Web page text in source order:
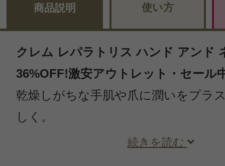
商品説明 使い方
クレム レパラトリス ハンド アンド
36%OFF!激安アウトレット・セール
乾燥しがちな手肌や爪に潤いをプラ
しく。
続きを読む